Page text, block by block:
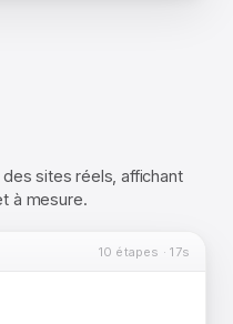
sites réels, affichant
à mesure.
10 étapes · 17s